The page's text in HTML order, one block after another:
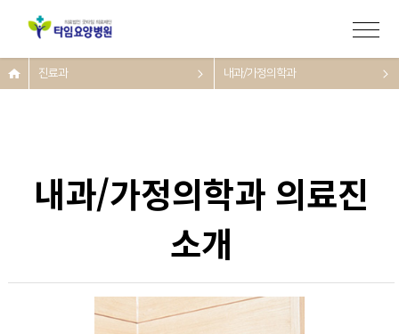
진료과 내과/가정의학과
내과/가정의학과 의료진
소개